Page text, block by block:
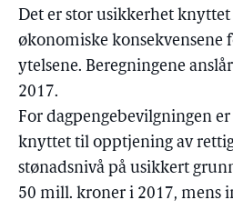
Det er stor usikkerhet
økonomiske konsekvensene
ytelsene. Beregningene
2017.
For dagpengebevilgningen
knyttet til opptjening av
stønadsnivå på usikkert
50 mill. kroner i 2017, mens